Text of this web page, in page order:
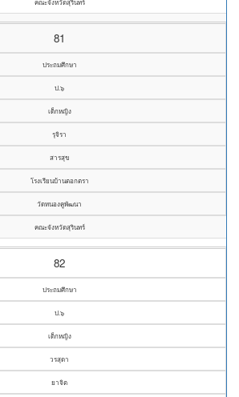
คณะจังหวัดสุรินทร์
81
ประถมศึกษา
ป.๖
เด็กหญิง
รุจิรา
สารสุข
โรงเรียนบ้านตอกตรา
วัดหนองคูพัฒนา
คณะจังหวัดสุรินทร์
82
ประถมศึกษา
ป.๖
เด็กหญิง
วรสุดา
ยาจิต